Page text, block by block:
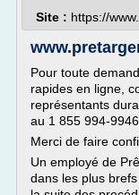
Site : https://
Pour toute
rapides en ligne,
représentants
au 1 855 994-9946 .
Merci de faire
Un employé de
dans les plus